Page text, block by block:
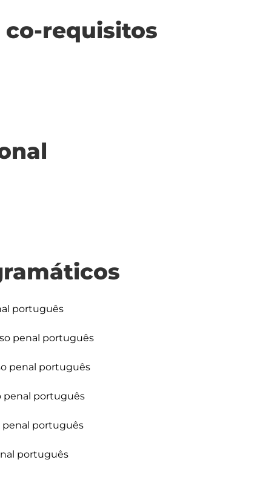
requisitos
português
penal português
penal português
penal português
penal português
português